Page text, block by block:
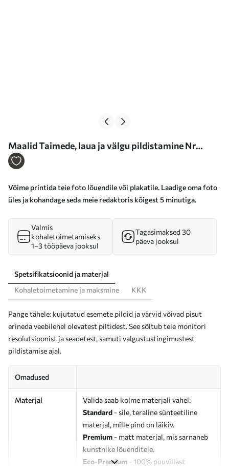
Maalid Taimede, laua ja välgu pildistamine Nr
s33433
Võime printida teie foto lõuendile või plakatile. Laadige oma foto
üles ja kohandage seda meie redaktoris kõigest 5 minutiga.
Valmis
kohaletoimetamiseks
1–3 tööpäeva jooksul
Tagasimaksed 30
päeva jooksul
Spetsifikatsioonid ja materjal
Kohaletoimetamine ja maksmine
KKK
Pange tähele: kujutatud esemete pildid ja värvid võivad pisut
erineda veebilehel olevatest piltidest. See sõltub teie monitori
resolutsioonist ja seadetest, samuti valgustustingimustest
pildistamise ajal.
Omadused
Materjal
Valida saab kolme materjali vahel:
Standard - sile, teraline sünteetiline
materjal, mille pind on läikiv.
Premium - matt materjal, mis sarnaneb
kunstnike lõuenditele.
Eco-Premium - 100% puuvillast